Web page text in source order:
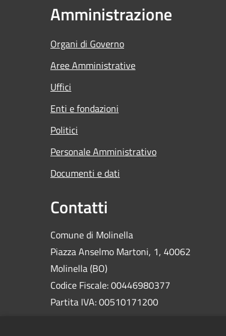
Amministrazione
Organi di Governo
Aree Amministrative
Uffici
Enti e fondazioni
Politici
Personale Amministrativo
Documenti e dati
Contatti
Comune di Molinella
Piazza Anselmo Martoni, 1, 40062
Molinella (BO)
Codice Fiscale: 00446980377
Partita IVA: 00510171200